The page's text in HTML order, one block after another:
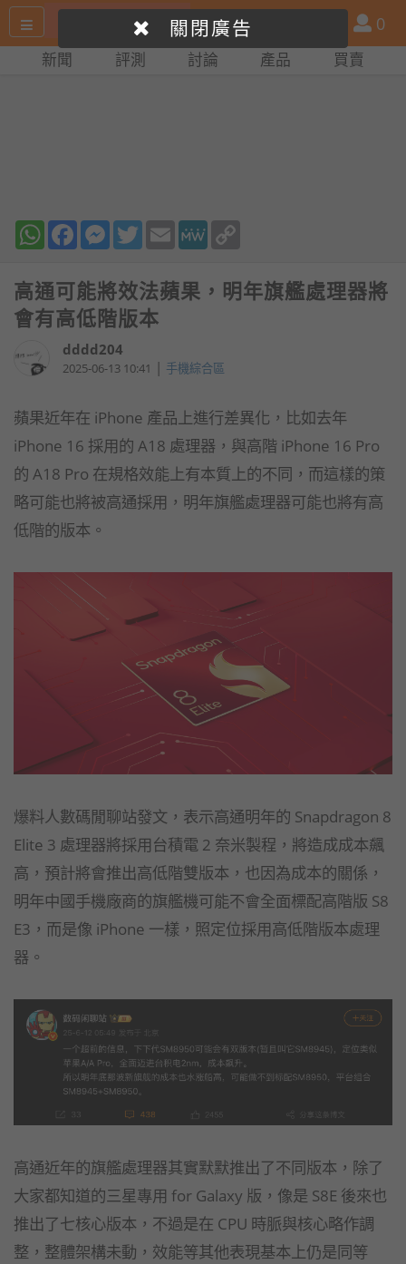
尋
產
品
比
會
員
0
新聞 評測 討論 產品 買賣
WhatsAppFacebookMessenger
TwitterEmail MeWe
高通可能將效法蘋果，明年旗艦處理器將
會有高低階版本
dddd204
2025-06-13 10:41 | 手機綜合區
蘋果近年在 iPhone 產品上進行差異化，比如去年
iPhone 16 採用的 A18 處理器，與高階 iPhone 16 Pro
的 A18 Pro 在規格效能上有本質上的不同，而這樣的策
略可能也將被高通採用，明年旗艦處理器可能也將有高
低階的版本。
爆料人數碼閒聊站發文，表示高通明年的 Snapdragon 8
Elite 3 處理器將採用台積電 2 奈米製程，將造成成本飆
高，預計將會推出高低階雙版本，也因為成本的關係，
明年中國手機廠商的旗艦機可能不會全面標配高階版 S8
E3，而是像 iPhone 一樣，照定位採用高低階版本處理
器。
關閉廣告
高通近年的旗艦處理器其實默默推出了不同版本，除了
大家都知道的三星專用 for Galaxy 版，像是 S8E 後來也
推出了七核心版本，不過是在 CPU 時脈與核心略作調
整，整體架構未動，效能等其他表現基本上仍是同等